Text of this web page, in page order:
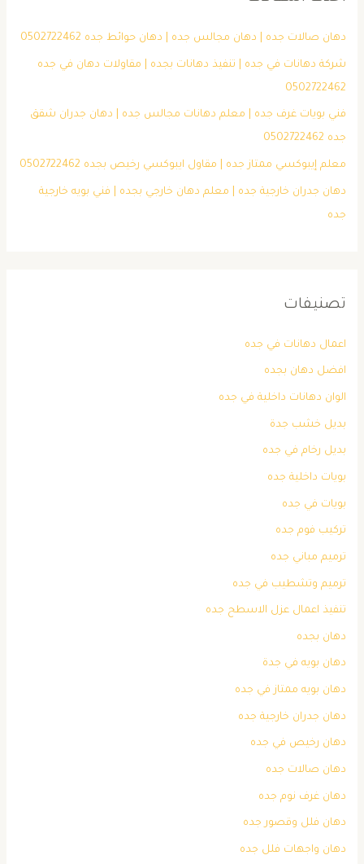
دهان صالات جده | دهان مجالس جده | دهان حوائط جده 0502722462
شركة دهانات في جده | تنفيذ دهانات بجده | مقاولات دهان في جده
0502722462
فني بويات غرف جده | معلم دهانات مجالس جده | دهان جدران شقق
جده 0502722462
معلم إيبوكسي ممتاز جده | مقاول ايبوكسي رخيص بجده 0502722462
دهان جدران خارجية جده | معلم دهان خارجي بجده | فني بويه خارجية
جده
تصنيفات
اعمال دهانات في جده
افضل دهان بجده
الوان دهانات داخلية في جده
بديل خشب جدة
بديل رخام في جده
بويات داخلية جده
بويات في جده
تركيب فوم جده
ترميم مباني جده
ترميم وتشطيب في جده
تنفيذ اعمال عزل الاسطح جده
دهان بجده
دهان بويه في جدة
دهان بويه ممتاز في جده
دهان جدران خارجية جده
دهان رخيص في جده
دهان صالات جده
دهان غرف نوم جده
دهان فلل وقصور جده
دهان واجهات فلل جده